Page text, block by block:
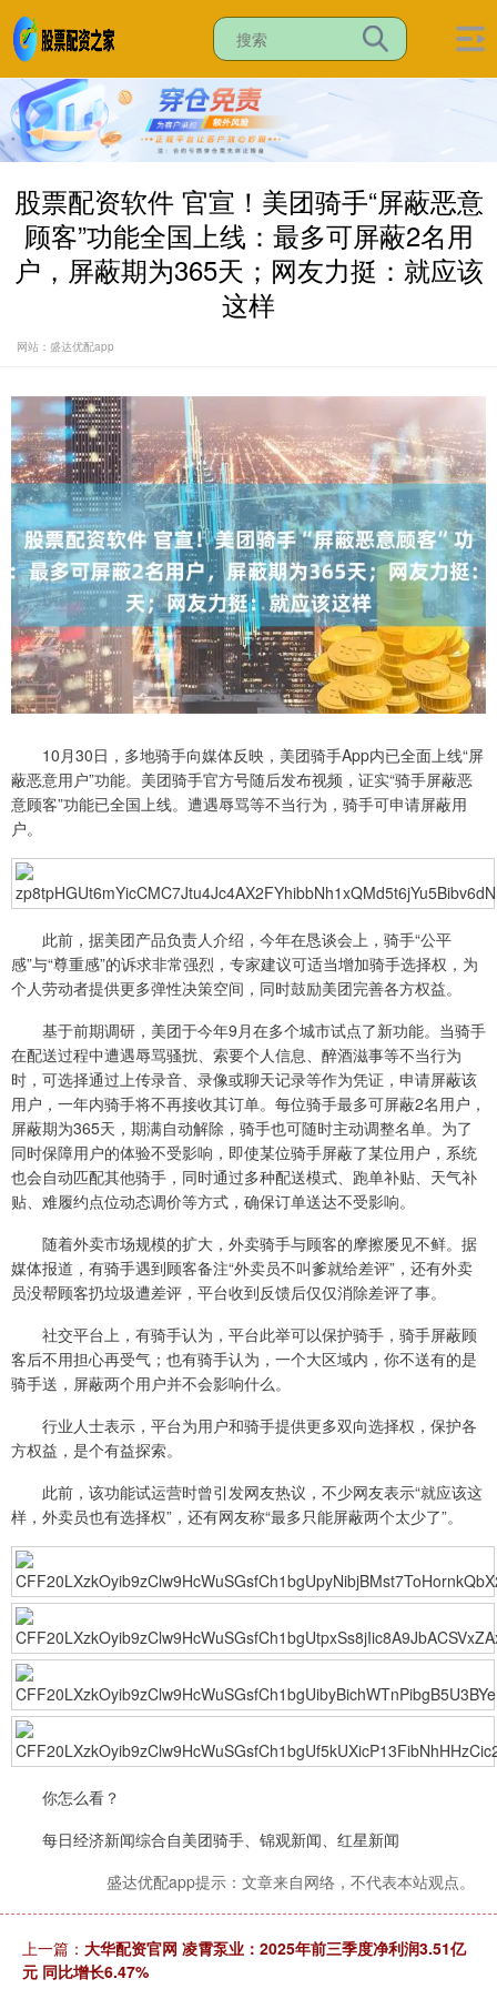
股票配资软件 官宣！美团骑手“屏蔽恶意
顾客”功能全国上线：最多可屏蔽2名用
户，屏蔽期为365天；网友力挺：就应该
这样
网站：盛达优配app
10月30日，多地骑手向媒体反映，美团骑手App内已全面上线“屏
蔽恶意用户”功能。美团骑手官方号随后发布视频，证实“骑手屏蔽恶
意顾客”功能已全国上线。遭遇辱骂等不当行为，骑手可申请屏蔽用
户。
此前，据美团产品负责人介绍，今年在恳谈会上，骑手“公平
感”与“尊重感”的诉求非常强烈，专家建议可适当增加骑手选择权，为
个人劳动者提供更多弹性决策空间，同时鼓励美团完善各方权益。
基于前期调研，美团于今年9月在多个城市试点了新功能。当骑手
在配送过程中遭遇辱骂骚扰、索要个人信息、醉酒滋事等不当行为
时，可选择通过上传录音、录像或聊天记录等作为凭证，申请屏蔽该
用户，一年内骑手将不再接收其订单。每位骑手最多可屏蔽2名用户，
屏蔽期为365天，期满自动解除，骑手也可随时主动调整名单。为了
同时保障用户的体验不受影响，即使某位骑手屏蔽了某位用户，系统
也会自动匹配其他骑手，同时通过多种配送模式、跑单补贴、天气补
贴、难履约点位动态调价等方式，确保订单送达不受影响。
随着外卖市场规模的扩大，外卖骑手与顾客的摩擦屡见不鲜。据
媒体报道，有骑手遇到顾客备注“外卖员不叫爹就给差评”，还有外卖
员没帮顾客扔垃圾遭差评，平台收到反馈后仅仅消除差评了事。
社交平台上，有骑手认为，平台此举可以保护骑手，骑手屏蔽顾
客后不用担心再受气；也有骑手认为，一个大区域内，你不送有的是
骑手送，屏蔽两个用户并不会影响什么。
行业人士表示，平台为用户和骑手提供更多双向选择权，保护各
方权益，是个有益探索。
此前，该功能试运营时曾引发网友热议，不少网友表示“就应该这
样，外卖员也有选择权”，还有网友称“最多只能屏蔽两个太少了”。
你怎么看？
每日经济新闻综合自美团骑手、锦观新闻、红星新闻
盛达优配app提示：文章来自网络，不代表本站观点。
上一篇： 大华配资官网 凌霄泵业：2025年前三季度净利润3.51亿
元 同比增长6.47%